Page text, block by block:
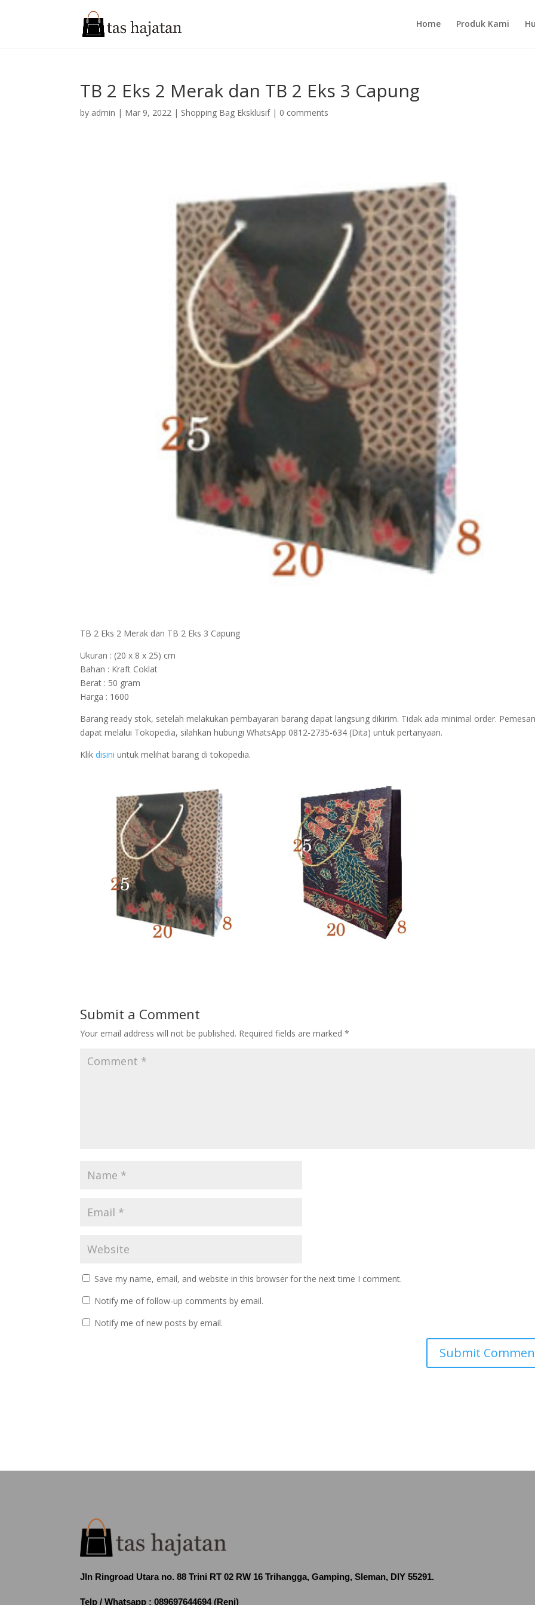
Home Produk Kami
TB 2 Eks 2 Merak dan TB 2 Eks 3 Capung
by admin | Mar 9, 2022 | Shopping Bag Eksklusif| 0 comments
TB 2 Eks 2 Merak dan TB 2 Eks 3 Capung
Ukuran : (20 x 8 x 25) cm
Bahan : Kraft Coklat
Berat : 50 gram
Harga : 1600
Barang ready stok, setelah melakukan pembayaran barang dapat langsung dikirim. Tidak ada minimal order.
dapat melalui Tokopedia, silahkan hubungi WhatsApp 0812-2735-634 (Dita) untuk pertanyaan.
Klikdisini untuk melihat barang di tokopedia.
Submit a Comment
Your email address will not be published. Required fields are marked*
Save my name, email, and website in this browser for the next time I comment.
Notify me of follow-up comments by email.
Notify me of new posts by email.
Jln Ringroad Utara no. 88 Trini RT 02 RW 16 Trihangga, Gamping, Sleman, DIY 55291.
Telp / Whatsapp :089697644694 (Reni)